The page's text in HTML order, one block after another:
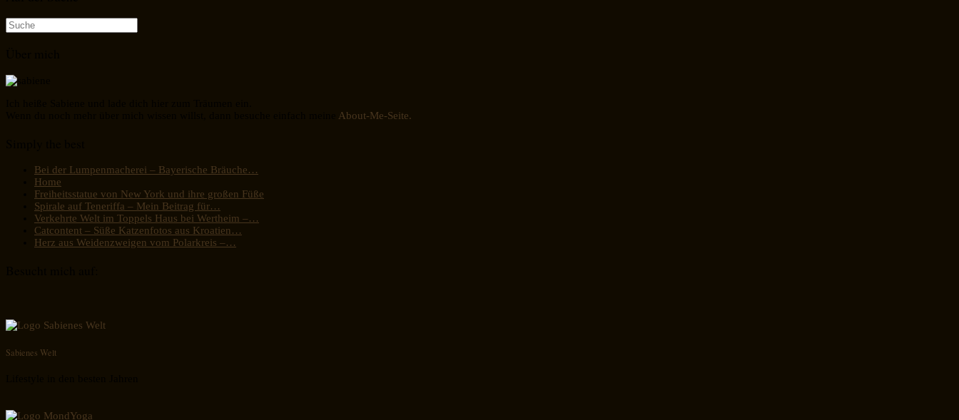
Suche
nach:
About-Me-Seite.
Bei der Lumpenmacherei – Bayerische Bräuche…
Home
Freiheitsstatue von New York und ihre großen Füße
Spirale auf Teneriffa – Mein Beitrag für…
Verkehrte Welt im Toppels Haus bei Wertheim –…
Catcontent – Süße Katzenfotos aus Kroatien…
Herz aus Weidenzweigen vom Polarkreis –…
Sabienes Welt